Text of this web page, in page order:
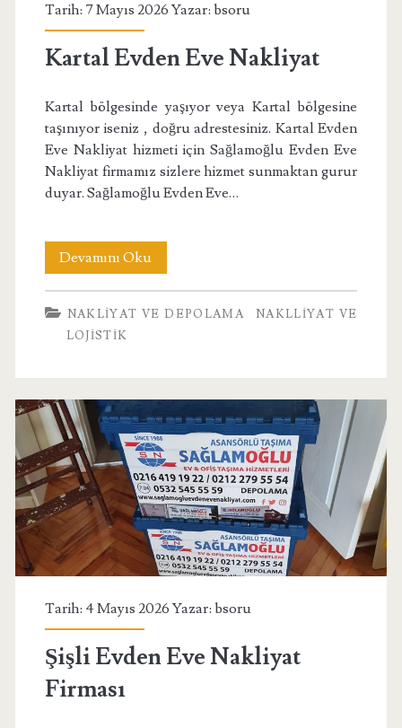
Tarih: 7 Mayıs 2026 Yazar: bsoru
Kartal Evden Eve Nakliyat
Kartal bölgesinde yaşıyor veya Kartal bölgesine
taşınıyor iseniz , doğru adrestesiniz. Kartal Evden
Eve Nakliyat hizmeti için Sağlamoğlu Evden Eve
Nakliyat firmamız sizlere hizmet sunmaktan gurur
duyar. Sağlamoğlu Evden Eve…
Devamını OkuKartal
Evden
Eve
NAKLIYAT VE DEPOLAMA
NAKLLIYAT VE
LOJISTIK
Tarih: 4 Mayıs 2026 Yazar: bsoru
Şişli Evden Eve Nakliyat
Firması